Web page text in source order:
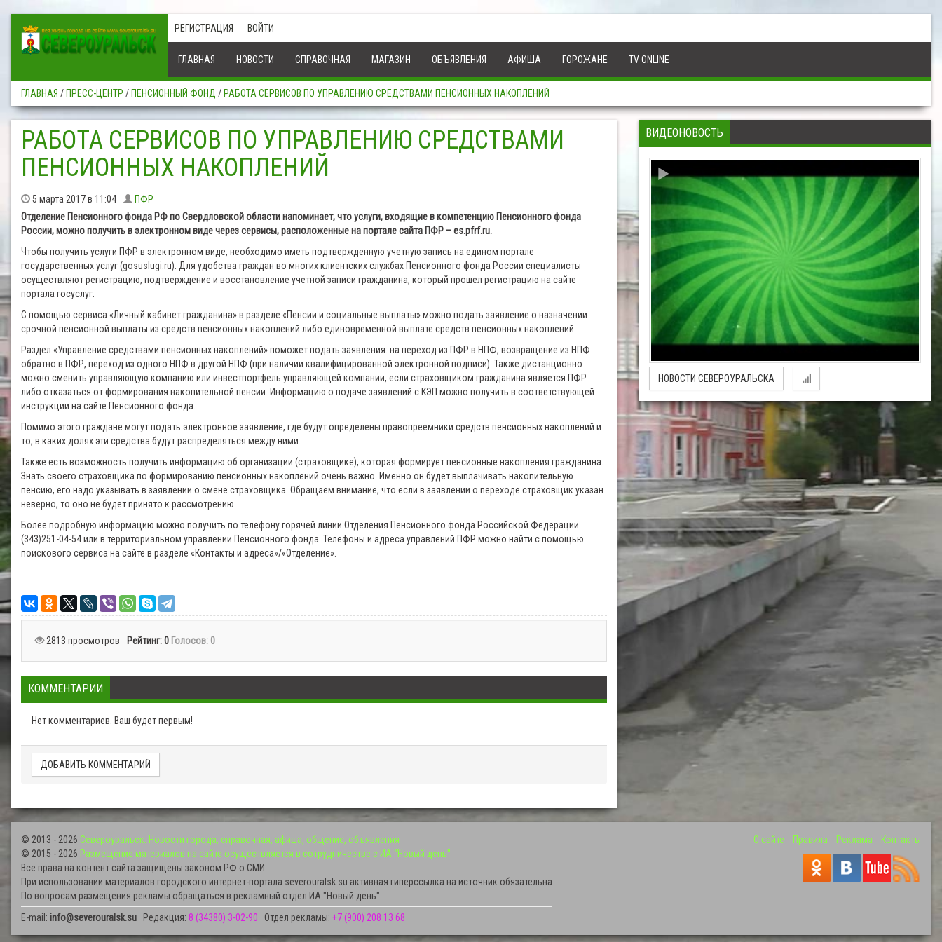
РЕГИСТРАЦИЯ ВОЙТИ
ГЛАВНАЯ НОВОСТИ СПРАВОЧНАЯ МАГАЗИН ОБЪЯВЛЕНИЯ АФИША ГОРОЖАНЕ TV ONLINE
ГЛАВНАЯ / ПРЕСС-ЦЕНТР / ПЕНСИОННЫЙ ФОНД / РАБОТА СЕРВИСОВ ПО УПРАВЛЕНИЮ СРЕДСТВАМИ ПЕНСИОННЫХ НАКОПЛЕНИЙ
РАБОТА СЕРВИСОВ ПО УПРАВЛЕНИЮ СРЕДСТВАМИ
ПЕНСИОННЫХ НАКОПЛЕНИЙ
5 марта 2017 в 11:04
ПФР
Отделение Пенсионного фонда РФ по Свердловской области напоминает, что услуги, входящие в компетенцию Пенсионного фонда
России, можно получить в электронном виде через сервисы, расположенные на портале сайта ПФР – es.pfrf.ru.
Чтобы получить услуги ПФР в электронном виде, необходимо иметь подтвержденную учетную запись на едином портале
государственных услуг (gosuslugi.ru). Для удобства граждан во многих клиентских службах Пенсионного фонда России специалисты
осуществляют регистрацию, подтверждение и восстановление учетной записи гражданина, который прошел регистрацию на сайте
портала госуслуг.
С помощью сервиса «Личный кабинет гражданина» в разделе «Пенсии и социальные выплаты» можно подать заявление о назначении
срочной пенсионной выплаты из средств пенсионных накоплений либо единовременной выплате средств пенсионных накоплений.
Раздел «Управление средствами пенсионных накоплений» поможет подать заявления: на переход из ПФР в НПФ, возвращение из НПФ
обратно в ПФР, переход из одного НПФ в другой НПФ (при наличии квалифицированной электронной подписи). Также дистанционно
можно сменить управляющую компанию или инвестпортфель управляющей компании, если страховщиком гражданина является ПФР
либо отказаться от формирования накопительной пенсии. Информацию о подаче заявлений c КЭП можно получить в соответствующей
инструкции на сайте Пенсионного фонда.
Помимо этого граждане могут подать электронное заявление, где будут определены правопреемники средств пенсионных накоплений и
то, в каких долях эти средства будут распределяться между ними.
Также есть возможность получить информацию об организации (страховщике), которая формирует пенсионные накопления гражданина.
Знать своего страховщика по формированию пенсионных накоплений очень важно. Именно он будет выплачивать накопительную
пенсию, его надо указывать в заявлении о смене страховщика. Обращаем внимание, что если в заявлении о переходе страховщик указан
неверно, то оно не будет принято к рассмотрению.
Более подробную информацию можно получить по телефону горячей линии Отделения Пенсионного фонда Российской Федерации
(343)251-04-54 или в территориальном управлении Пенсионного фонда. Телефоны и адреса управлений ПФР можно найти с помощью
поискового сервиса на сайте в разделе «Контакты и адреса»/«Отделение».
2813 просмотров Рейтинг:0 Голосов: 0
КОММЕНТАРИИ
Нет комментариев. Ваш будет первым!
ДОБАВИТЬ КОММЕНТАРИЙ
ВИДЕОНОВОСТЬ
НОВОСТИ СЕВЕРОУРАЛЬСКА
© 2013 - 2026 Североуральск. Новости города, справочная, афиша, общение, объявления
© 2015 - 2026 Размещение материалов на сайте осуществляется в сотрудничестве с ИА "Новый день"
Все права на контент сайта защищены законом РФ о СМИ
При использовании материалов городского интернет-портала severouralsk.su активная гиперссылка на источник обязательна
По вопросам размещения рекламы обращаться в рекламный отдел ИА "Новый день"
E-mail: info@severouralsk.su Редакция: 8 (34380) 3-02-90 Отдел рекламы: +7 (900) 208 13 68
О сайте Правила Реклама Контакты